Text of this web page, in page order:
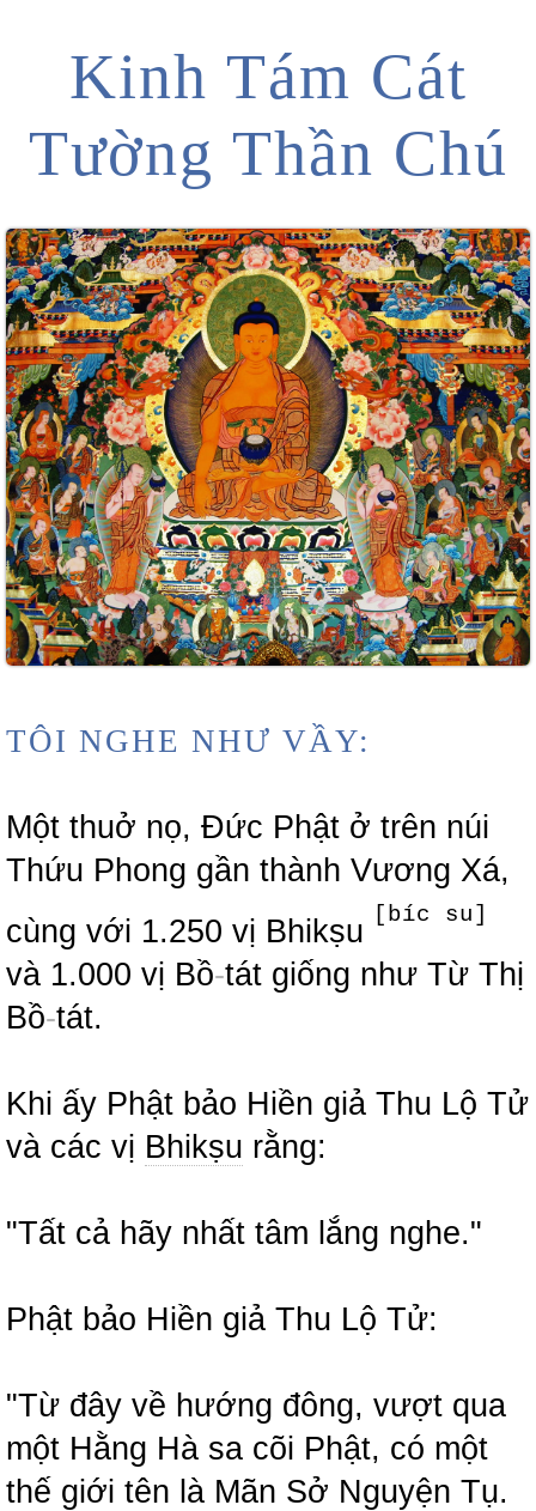
Kinh Tám Cát
Tường Thần Chú
TÔI NGHE NHƯ VẦY:
Một thuở nọ, Đức Phật ở trên núi
Thứu Phong gần thành Vương Xá,
cùng với 1.250 vị Bhikṣu
[bíc su]
và 1.000 vị Bồ-tát giống như Từ Thị
Bồ-tát.
Khi ấy Phật bảo Hiền giả Thu Lộ Tử
và các vị Bhikṣu rằng:
"Tất cả hãy nhất tâm lắng nghe."
Phật bảo Hiền giả Thu Lộ Tử:
"Từ đây về hướng đông, vượt qua
một Hằng Hà sa cõi Phật, có một
thế giới tên là Mãn Sở Nguyện Tụ.